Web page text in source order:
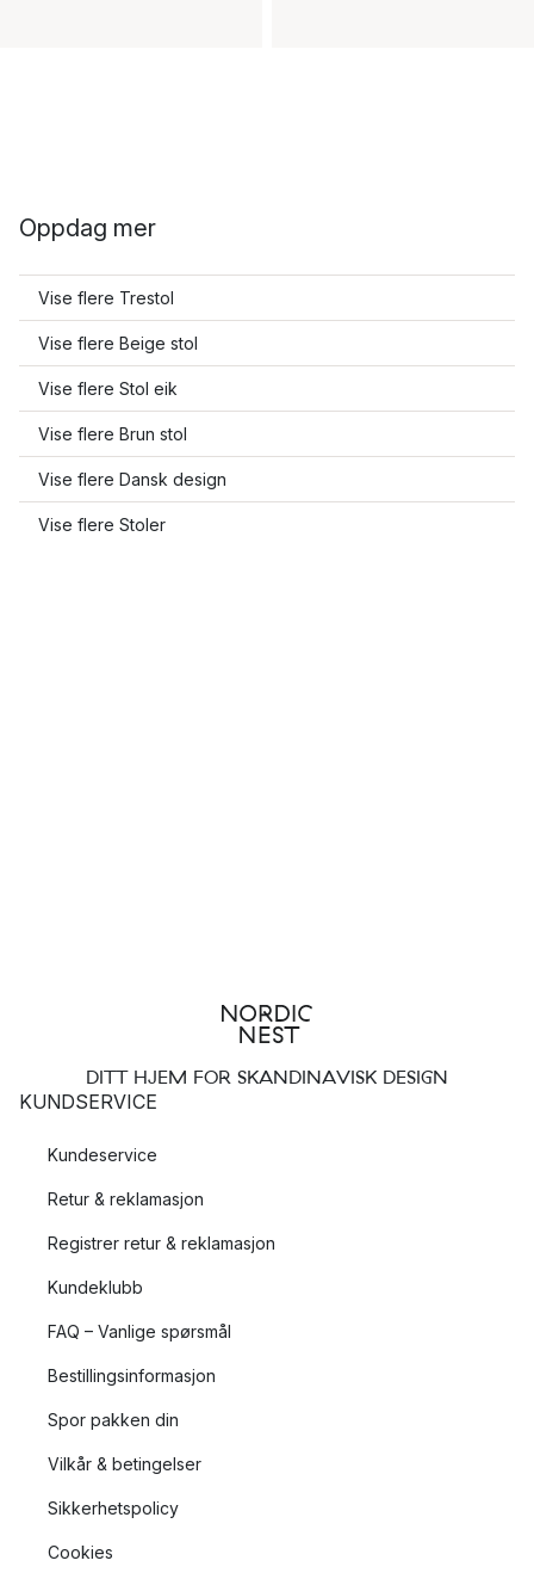
Oppdag mer
Vise flere Trestol
Vise flere Beige stol
Vise flere Stol eik
Vise flere Brun stol
Vise flere Dansk design
Vise flere Stoler
DITT HJEM FOR SKANDINAVISK DESIGN
KUNDSERVICE
Kundeservice
Retur & reklamasjon
Registrer retur & reklamasjon
Kundeklubb
FAQ – Vanlige spørsmål
Bestillingsinformasjon
Spor pakken din
Vilkår & betingelser
Sikkerhetspolicy
Cookies